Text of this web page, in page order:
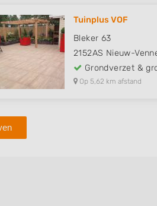
Tuinplus VOF
Bleker 63
2152AS Nieuw-
Grondverzet &
Op 5,62 km afstand